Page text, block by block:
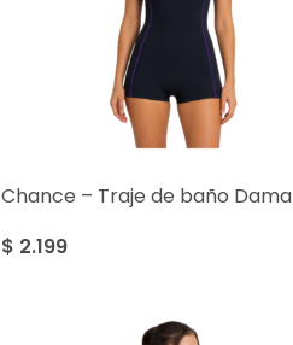
Chance – Traje de baño Dama
$ 2.199